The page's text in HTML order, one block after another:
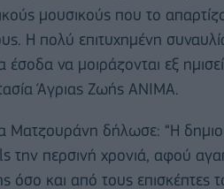
μουσικούς που το
Η πολύ επιτυχημένη
να μοιράζονται εξ
Άγριας Ζωής ΑΝΙΜΑ.
Ματζουράνη δήλωσε: “Η
την περσινή χρονιά, αφού
όσο και από τους επισκέπτες